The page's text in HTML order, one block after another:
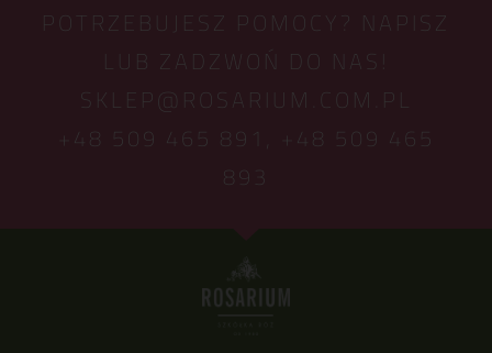
POTRZEBUJESZ POMOCY? NAPISZ
LUB ZADZWOŃ DO NAS!
SKLEP@ROSARIUM.COM.PL
+48 509 465 891,
+48 509 465
893